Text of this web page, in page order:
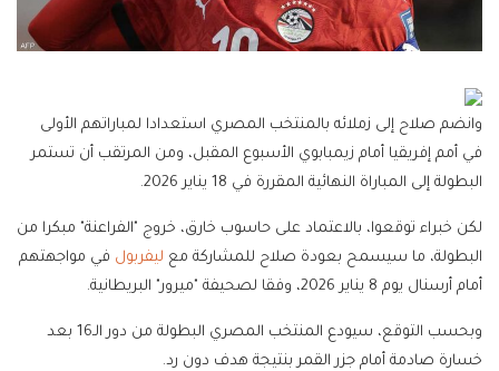
وانضم صلاح إلى زملائه بالمنتخب المصري استعدادا لمباراتهم الأولى
في أمم إفريقيا أمام زيمبابوي الأسبوع المقبل، ومن المرتقب أن تستمر
البطولة إلى المباراة النهائية المقررة في 18 يناير 2026.
لكن خبراء توقعوا، بالاعتماد على حاسوب خارق، خروج "الفراعنة" مبكرا من
البطولة، ما سيسمح بعودة صلاح للمشاركة مع ليفربول في مواجهتهم
أمام أرسنال يوم 8 يناير 2026، وفقا لصحيفة "ميرور" البريطانية.
وبحسب التوقع، سيودع المنتخب المصري البطولة من دور الـ16 بعد
خسارة صادمة أمام جزر القمر بنتيجة هدف دون رد.